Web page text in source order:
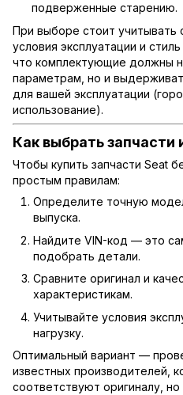
подверженные старению.
При выборе стоит учитывать
условия эксплуатации и
что комплектующие должны
параметрам, но и
для вашей эксплуатации
использование).
Как выбрать запчасти
Чтобы купить запчасти Seat
простым правилам:
Определите точную
выпуска.
Найдите VIN-код — это
подобрать детали.
Сравните оригинал и
характеристикам.
Учитывайте условия
нагрузку.
Оптимальный вариант —
известных производителей,
соответствуют оригиналу,